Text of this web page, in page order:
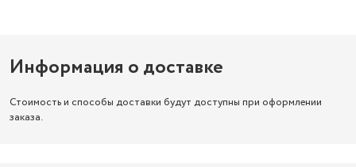
Информация о доставке
Стоимость и способы доставки будут доступны при оформлении
заказа.